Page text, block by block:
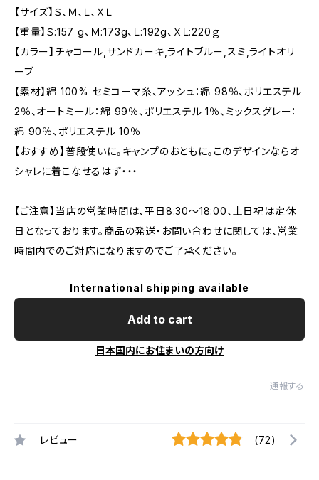
【サイズ】Ｓ、Ｍ、Ｌ、ＸＬ
【重量】Ｓ:157 g、Ｍ:173g、Ｌ:192g、ＸＬ:220ｇ
【カラー】チャコール,サンドカーキ,ライトブルー,スミ,ライトオリ
ーブ
【素材】綿 100% セミコーマ糸、アッシュ：綿 98％、ポリエステル
2％、オートミール：綿 99％、ポリエステル 1％、ミックスグレー：
綿 90％、ポリエステル 10％
【おすすめ】普段使いに。キャンプのおともに。このデザインならオ
シャレに着こなせるはず・・・
【ご注意】当店の営業時間は、平日8:30～18:00、土日祝は定休
日となっております。商品の発送・お問い合わせに関しては、営業
時間内でのご対応になりますのでご了承ください。
International shipping available
Add to cart
日本国内にお住まいの方向け
通報する
レビュー (72)